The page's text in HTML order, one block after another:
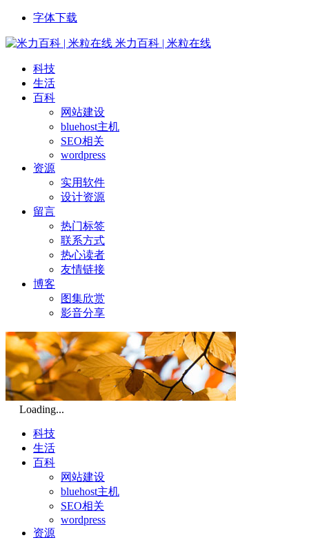
字体下载
米力百科 | 米粒在线
科技
生活
百科
网站建设
bluehost主机
SEO相关
wordpress
资源
实用软件
设计资源
留言
热门标签
联系方式
热心读者
友情链接
博客
图集欣赏
影音分享
Loading...
科技
生活
百科
网站建设
bluehost主机
SEO相关
wordpress
资源